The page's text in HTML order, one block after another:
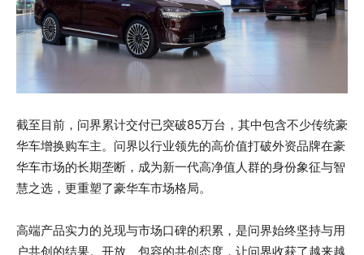
截至目前，问界累计交付已突破85万台，其中包含不少传统豪
华车增换购车主。问界以行业领先的高价值打破外资品牌在豪
华车市场的长期垄断，成为新一代高净值人群的身份象征与智
慧之选，更重塑了豪华车市场格局。
高端产品实力的兑现与市场口碑的积累，是问界始终坚持与用
户共创的结果。开放、包容的共创态度，让问界收获了越来越